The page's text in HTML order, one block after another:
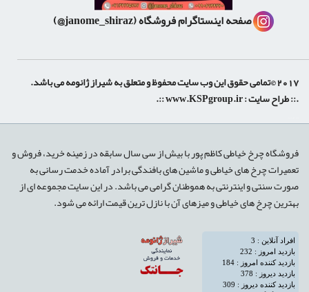
صفحه اینستاگرام فروشگاه(janome_shiraz@)
2017 ©تمامی حقوق این وب سایت محفوظ و متعلق به شیراز ژانومه می باشد.
.:: طراح سایت :www.KSPgroup.ir
::.
فروشگاه چرخ خیاطی کاظم پور با بیش از سی سال سابقه در زمینه خرید، فروش و
تعمیرات چرخ های خیاطی و ماشین های بافندگی برادر آماده خدمت رسانی به
صورت سنتی و اینترنتی به هموطنان گرامی می باشد. در این سایت مجموعه ای از
بهترین چرخ های خیاطی و میزهای آن با نازل ترین قیمت ارائه می شود.